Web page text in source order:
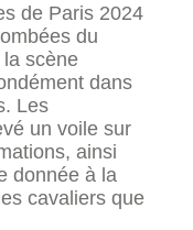
de Paris 2024
du
scène
dans
Les
un voile sur
ainsi
donnée à la
cavaliers que